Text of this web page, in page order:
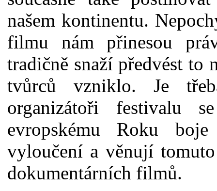
našem kontinentu.
filmu nám přinesou
tradičně snaží předvést to
tvůrců vzniklo. Je
organizátoři festivalu
evropskému Roku
vyloučení a věnují
dokumentárních filmů.